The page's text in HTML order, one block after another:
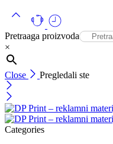
Pretraaga proizvoda
×
Close Pregledali ste
Categories